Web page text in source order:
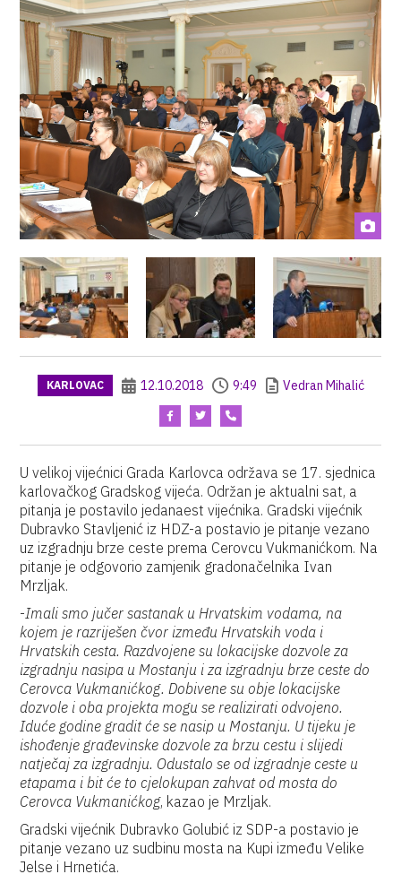
KARLOVAC 12.10.2018 9:49 Vedran Mihalić
U velikoj vijećnici Grada Karlovca održava se 17. sjednica
karlovačkog Gradskog vijeća. Održan je aktualni sat, a
pitanja je postavilo jedanaest vijećnika. Gradski vijećnik
Dubravko Stavljenić iz HDZ-a postavio je pitanje vezano
uz izgradnju brze ceste prema Cerovcu Vukmanićkom. Na
pitanje je odgovorio zamjenik gradonačelnika Ivan
Mrzljak.
-Imali smo jučer sastanak u Hrvatskim vodama, na
kojem je razriješen čvor između Hrvatskih voda i
Hrvatskih cesta. Razdvojene su lokacijske dozvole za
izgradnju nasipa u Mostanju i za izgradnju brze ceste do
Cerovca Vukmanićkog. Dobivene su obje lokacijske
dozvole i oba projekta mogu se realizirati odvojeno.
Iduće godine gradit će se nasip u Mostanju. U tijeku je
ishođenje građevinske dozvole za brzu cestu i slijedi
natječaj za izgradnju. Odustalo se od izgradnje ceste u
etapama i bit će to cjelokupan zahvat od mosta do
Cerovca Vukmanićkog, kazao je Mrzljak.
Gradski vijećnik Dubravko Golubić iz SDP-a postavio je
pitanje vezano uz sudbinu mosta na Kupi između Velike
Jelse i Hrnetića.